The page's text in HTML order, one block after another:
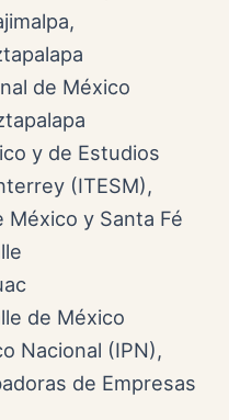
de México
y de Estudios
(ITESM),
México y Santa Fé
de México
Nacional (IPN),
de Empresas